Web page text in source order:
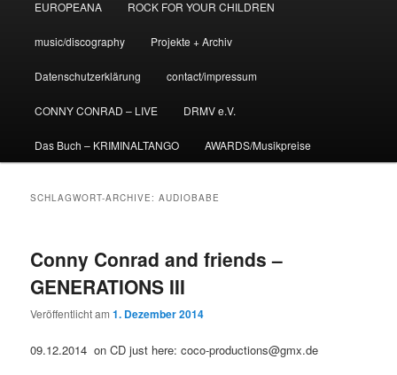
EUROPEANA ROCK FOR YOUR CHILDREN
music/discography Projekte + Archiv
Datenschutzerklärung contact/impressum
CONNY CONRAD – LIVE DRMV e.V.
Das Buch – KRIMINALTANGO AWARDS/Musikpreise
SCHLAGWORT-ARCHIVE:AUDIOBABE
Conny Conrad and friends –
GENERATIONS III
Veröffentlicht am1. Dezember 2014
09.12.2014 on CD just here: coco-productions@gmx.de